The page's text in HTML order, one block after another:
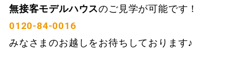
無接客モデルハウスのご見学が可能です！
0120-84-0016
みなさまのお越しをお待ちしております♪